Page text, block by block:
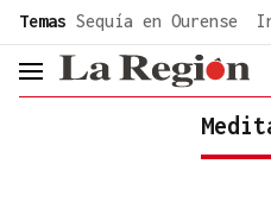
common.go-to-content
Temas Sequía en Ourense
header.menu.open